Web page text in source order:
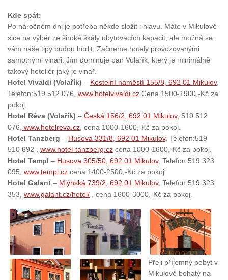
Kde spát:
Po náročném dni je potřeba někde složit i hlavu. Máte v Mikulově
sice na výběr ze široké škály ubytovacích kapacit, ale možná se
vám naše tipy budou hodit. Začneme hotely provozovanými
samotnými vinaři. Jím dominuje pan Volařík, který je minimálně
takový hoteliér jaký je vinař.
Hotel Vivaldi (Volařík) – Kostelní náměstí 155/8, 692 01 Mikulov,
Telefon:519 512 076, www.hotelvivaldi.cz Cena 1500-1900,-Kč za
pokoj.
Hotel Réva (Volařík) – Česká 156/2, 692 01 Mikulov, 519 512
076, www.hotelreva.cz , cena 1000-1600,-Kč za pokoj.
Hotel Tanzberg – Husova 331/8, 692 01 Mikulov, Telefon:519
510 692 , www.hotel-tanzberg.cz cena 1000-1600,-Kč za pokoj.
Hotel Templ – Husova 305/50, 692 01 Mikulov, Telefon:519 323
095, www.templ.cz cena 1400-2500,-Kč za pokoj
Hotel Galant – Mlýnská 739/2, 692 01 Mikulov, Telefon:519 323
353, www.galant.cz/hotel/ , cena 1600-3000,-Kč za pokoj.
Přeji příjemný pobyt v
Mikulově bohatý na